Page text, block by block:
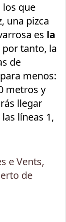
los que
una pizca
es la
por tanto, la
de
menos:
metros y
llegar
líneas 1,
e Vents,
de